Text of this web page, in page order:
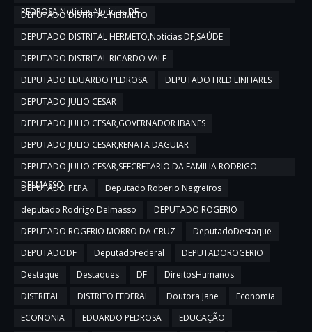
PEDROSA,Notícias,Noticias DF
DEPUTADO DISTRITAL HERMETO
DEPUTADO DISTRITAL HERMETO,Noticias DF,SAÚDE
DEPUTADO DISTRITAL RICARDO VALE
DEPUTADO EDUARDO PEDROSA
DEPUTADO FRED LINHARES
DEPUTADO JULIO CESAR
DEPUTADO JULIO CESAR,GOVERNADOR IBANES
DEPUTADO JULIO CESAR,RENATA DAGUIAR
DEPUTADO JULIO CESAR,SEECRETARIO DA FAMILIA RODRIGO
DELMASSO
DEPUTADO PEPA
Deputado Roberio Negreiros
deputado Rodrigo Delmasso
DEPUTADO ROGERIO
DEPUTADO ROGERIO MORRO DA CRUZ
DeputadoDestaque
DEPUTADODF
DeputadoFederal
DEPUTADOROGERIO
Destaque
Destaques DF
DireitosHumanos
DISTRITAL
DISTRITO FEDERAL Doutora Jane
Economia
ECONONIA
EDUARDO PEDROSA
EDUCAÇÃO